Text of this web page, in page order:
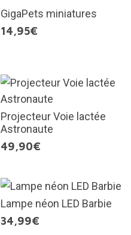
GigaPets miniatures
14,95€
Projecteur Voie lactée
Astronaute
49,90€
Lampe néon LED Barbie
34,99€